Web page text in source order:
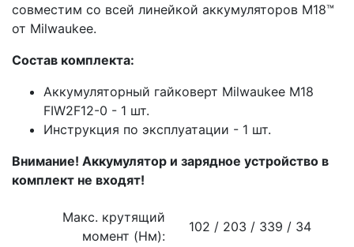
совместим со всей линейкой аккумуляторов M18™
от Milwaukee.
Состав комплекта:
Аккумуляторный гайковерт Milwaukee M18
FIW2F12-0 - 1 шт.
Инструкция по эксплуатации - 1 шт.
Внимание! Аккумулятор и зарядное устройство в
комплект не входят!
Макс. крутящий
момент (Нм):
102 / 203 / 339 / 34